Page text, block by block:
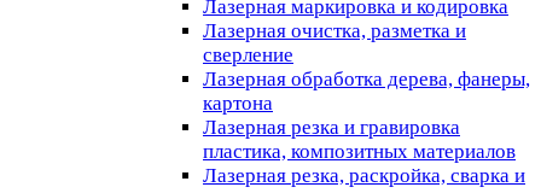
Лазерная маркировка и кодировка
Лазерная очистка, разметка и
сверление
Лазерная обработка дерева, фанеры,
картона
Лазерная резка и гравировка
пластика, композитных материалов
Лазерная резка, раскройка, сварка и